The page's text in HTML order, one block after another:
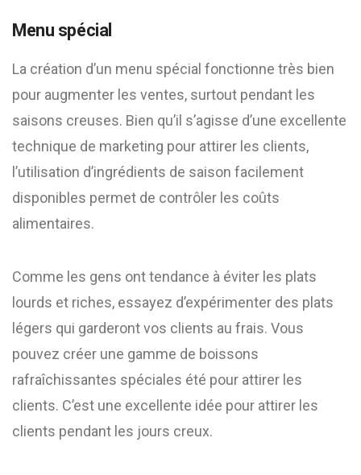
Menu spécial
La création d’un menu spécial fonctionne très bien
pour augmenter les ventes, surtout pendant les
saisons creuses. Bien qu’il s’agisse d’une excellente
technique de marketing pour attirer les clients,
l’utilisation d’ingrédients de saison facilement
disponibles permet de contrôler les coûts
alimentaires.
Comme les gens ont tendance à éviter les plats
lourds et riches, essayez d’expérimenter des plats
légers qui garderont vos clients au frais. Vous
pouvez créer une gamme de boissons
rafraîchissantes spéciales été pour attirer les
clients. C’est une excellente idée pour attirer les
clients pendant les jours creux.